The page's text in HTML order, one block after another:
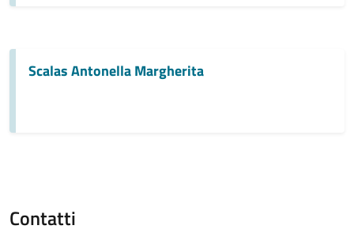
Scalas Antonella Margherita
Contatti